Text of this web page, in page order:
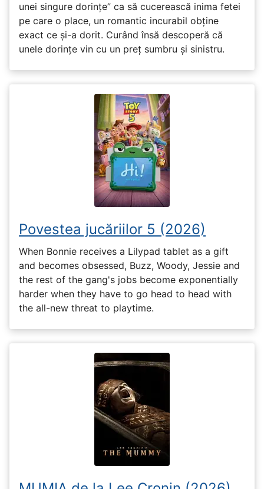
unei singure dorințe” ca să cucerească inima fetei
pe care o place, un romantic incurabil obține
exact ce și-a dorit. Curând însă descoperă că
unele dorințe vin cu un preț sumbru și sinistru.
Povestea jucăriilor 5 (2026)
When Bonnie receives a Lilypad tablet as a gift
and becomes obsessed, Buzz, Woody, Jessie and
the rest of the gang's jobs become exponentially
harder when they have to go head to head with
the all-new threat to playtime.